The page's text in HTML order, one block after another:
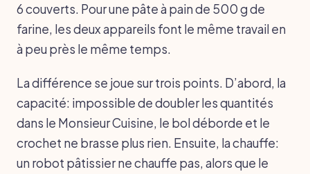
6 couverts. Pour une pâte à pain de 500 g de
farine, les deux appareils font le même travail en
à peu près le même temps.
La différence se joue sur trois points. D’abord, la
capacité: impossible de doubler les quantités
dans le Monsieur Cuisine, le bol déborde et le
crochet ne brasse plus rien. Ensuite, la chauffe:
un robot pâtissier ne chauffe pas, alors que le